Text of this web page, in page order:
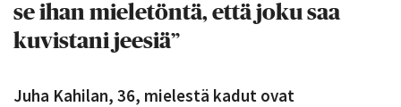
se ihan mieletöntä, että joku saa
kuvistani jeesiä”
Juha Kahilan, 36, mielestä kadut ovat